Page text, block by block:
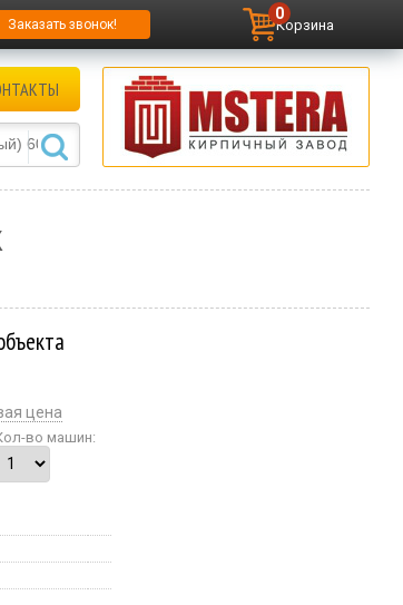
Заказать звонок! Корзина
0
цена
во машин: